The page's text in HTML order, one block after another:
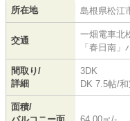
所在地 島根県松江
交通
一畑電車北
「春日南
間取り/
詳細
3DK
DK 7.5帖/
面積/